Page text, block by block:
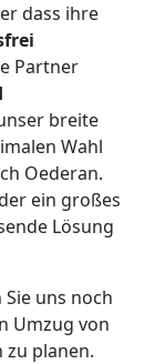
dass ihre
Partner
breite
Wahl
Oederan.
ein großes
Lösung
uns noch
Umzug von
planen.